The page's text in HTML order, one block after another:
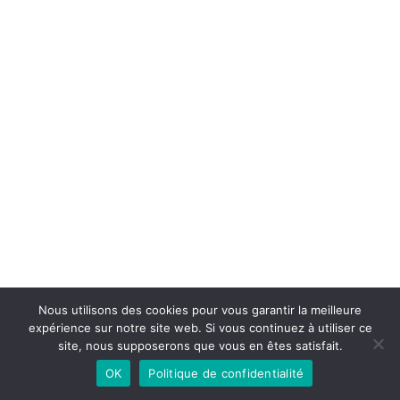
Nous utilisons des cookies pour vous garantir la meilleure
expérience sur notre site web. Si vous continuez à utiliser ce
site, nous supposerons que vous en êtes satisfait.
OK
Politique de confidentialité